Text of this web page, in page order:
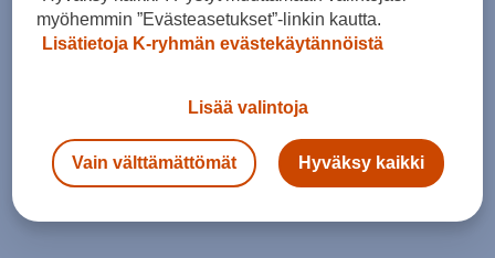
myöhemmin ”Evästeasetukset”-linkin kautta.
Lisätietoja K-ryhmän evästekäytännöistä
Lisää valintoja
Vain välttämättömät Hyväksy kaikki